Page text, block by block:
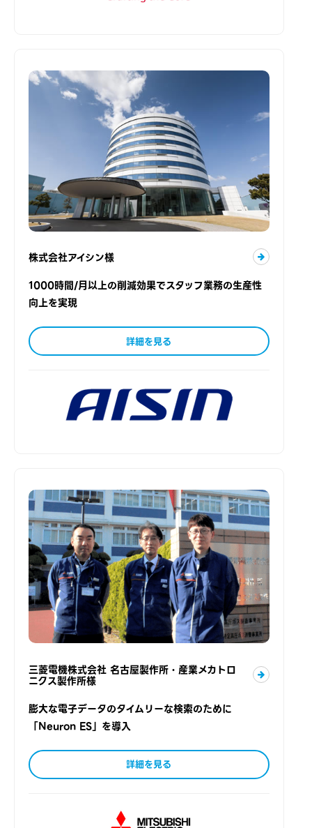
株式会社アイシン様
1000時間/月以上の削減効果でスタッフ業務の生産性
向上を実現
詳細を見る
三菱電機株式会社 名古屋製作所・産業メカトロ
ニクス製作所様
膨大な電子データのタイムリーな検索のために
「Neuron ES」を導入
詳細を見る